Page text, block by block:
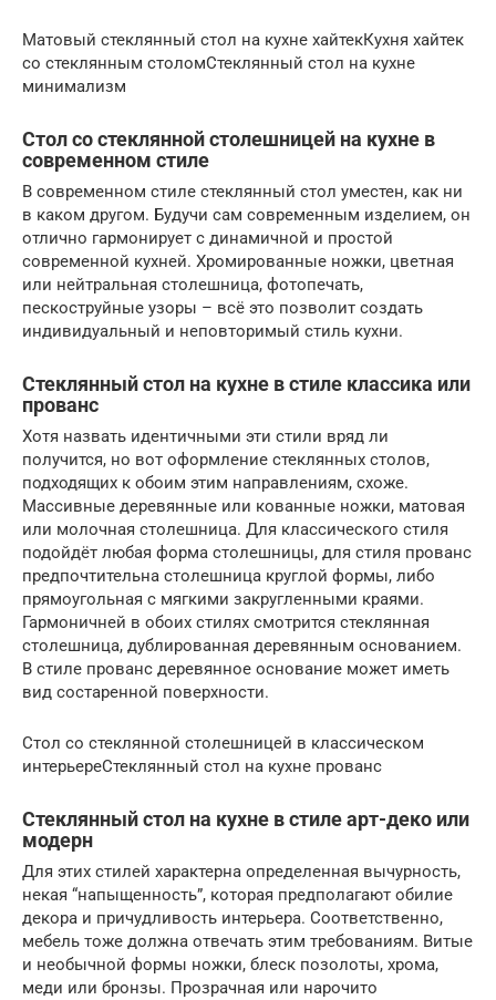
Матовый стеклянный стол на кухне хайтекКухня хайтек
со стеклянным столомСтеклянный стол на кухне
минимализм
Стол со стеклянной столешницей на кухне в
современном стиле
В современном стиле стеклянный стол уместен, как ни
в каком другом. Будучи сам современным изделием, он
отлично гармонирует с динамичной и простой
современной кухней. Хромированные ножки, цветная
или нейтральная столешница, фотопечать,
пескоструйные узоры – всё это позволит создать
индивидуальный и неповторимый стиль кухни.
Стеклянный стол на кухне в стиле классика или
прованс
Хотя назвать идентичными эти стили вряд ли
получится, но вот оформление стеклянных столов,
подходящих к обоим этим направлениям, схоже.
Массивные деревянные или кованные ножки, матовая
или молочная столешница. Для классического стиля
подойдёт любая форма столешницы, для стиля прованс
предпочтительна столешница круглой формы, либо
прямоугольная с мягкими закругленными краями.
Гармоничней в обоих стилях смотрится стеклянная
столешница, дублированная деревянным основанием.
В стиле прованс деревянное основание может иметь
вид состаренной поверхности.
Стол со стеклянной столешницей в классическом
интерьереСтеклянный стол на кухне прованс
Стеклянный стол на кухне в стиле арт-деко или
модерн
Для этих стилей характерна определенная вычурность,
некая “напыщенность”, которая предполагают обилие
декора и причудливость интерьера. Соответственно,
мебель тоже должна отвечать этим требованиям. Витые
и необычной формы ножки, блеск позолоты, хрома,
меди или бронзы. Прозрачная или нарочито